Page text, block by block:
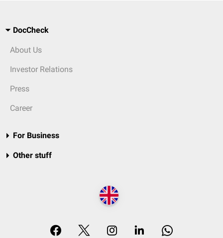
DocCheck
About Us
Investor Relations
Press
Career
For Business
Other stuff